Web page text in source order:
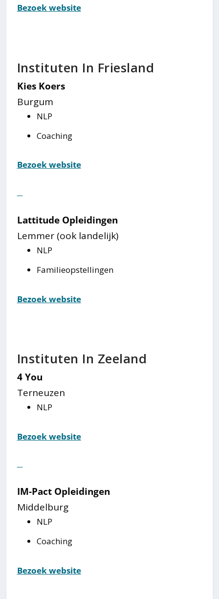
Bezoek website
Instituten In Friesland
Kies Koers
Burgum
NLP
Coaching
Bezoek website
Lattitude Opleidingen
Lemmer (ook landelijk)
NLP
Familieopstellingen
Bezoek website
Instituten In Zeeland
4 You
Terneuzen
NLP
Bezoek website
IM-Pact Opleidingen
Middelburg
NLP
Coaching
Bezoek website